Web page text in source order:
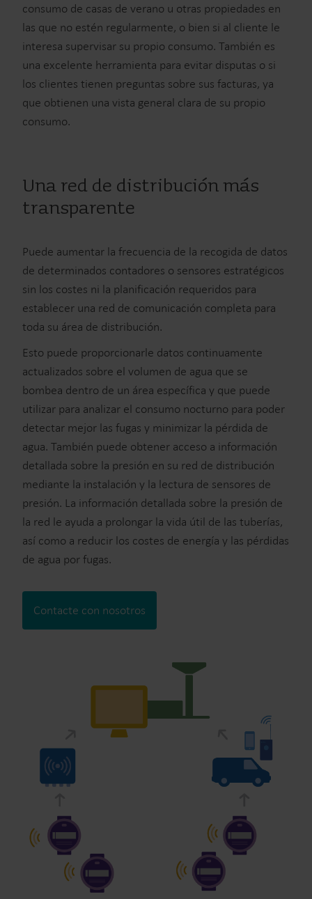
consumo de casas de verano u otras propiedades en
las que no estén regularmente, o bien si al cliente le
interesa supervisar su propio consumo. También es
una excelente herramienta para evitar disputas o si
los clientes tienen preguntas sobre sus facturas, ya
que obtienen una vista general clara de su propio
consumo.
Una red de distribución más
transparente
Puede aumentar la frecuencia de la recogida de datos
de determinados contadores o sensores estratégicos
sin los costes ni la planificación requeridos para
establecer una red de comunicación completa para
toda su área de distribución.
Esto puede proporcionarle datos continuamente
actualizados sobre el volumen de agua que se
bombea dentro de un área específica y que puede
utilizar para analizar el consumo nocturno para poder
detectar mejor las fugas y minimizar la pérdida de
agua. También puede obtener acceso a información
detallada sobre la presión en su red de distribución
mediante la instalación y la lectura de sensores de
presión. La información detallada sobre la presión de
la red le ayuda a prolongar la vida útil de las tuberías,
así como a reducir los costes de energía y las pérdidas
de agua por fugas.
Contacte con nosotros